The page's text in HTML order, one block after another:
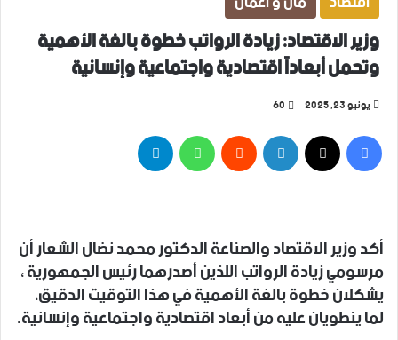
وزير الاقتصاد: زيادة الرواتب خطوة بالغة الأهمية
وتحمل أبعاداً اقتصادية واجتماعية وإنسانية
يونيو 23, 2025 60
فيسبوك‫X لينكدإن واتساب
أكد وزير الاقتصاد والصناعة الدكتور محمد نضال الشعار أن
مرسومي زيادة الرواتب اللذين أصدرهما رئيس الجمهورية ،
يشكلان خطوة بالغة الأهمية في هذا التوقيت الدقيق،
لما ينطويان عليه من أبعاد اقتصادية واجتماعية وإنسانية.